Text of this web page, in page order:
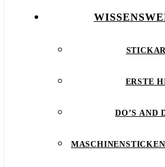
ERSTE
DO’S AND